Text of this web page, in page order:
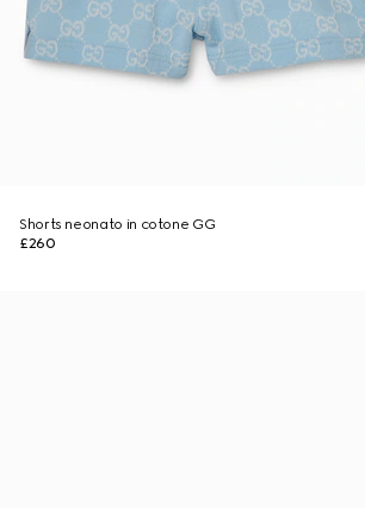
Shorts neonato in cotone GG
£260